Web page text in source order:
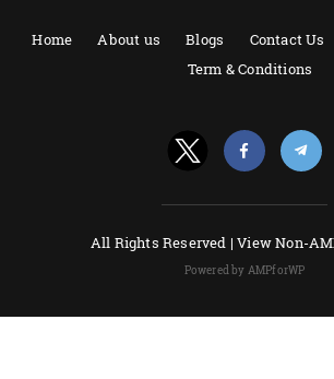
Home About us Blogs Contact Us
Term & Conditions
All Rights Reserved |View Non-
Powered by AMPforWP